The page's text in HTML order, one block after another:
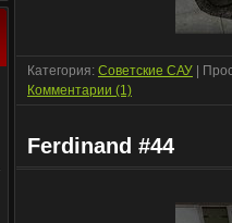
Категория: Советские САУ |
Комментарии (1)
Ferdinand #44